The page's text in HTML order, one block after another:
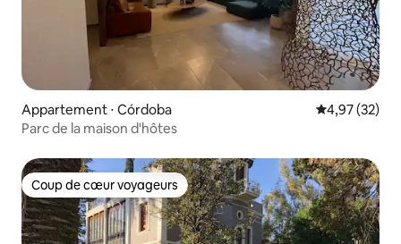
Appartement ⋅ Córdoba Évaluation
4,97 (32)
Parc de la maison d'hôtes
Coup de cœur voyageurs
Coup de cœur voyageurs